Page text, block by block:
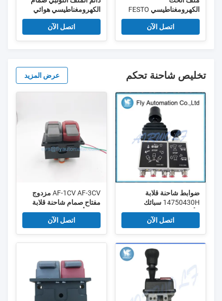
الكهرومغناطيسي FESTO
4540 MSFW-230-50 / 60
DIN63650B IP65
اتصل الآن
الكهرومغناطيسي هوائي
اتصل الآن
تخليص شاحنة تحكم عرض المزيد
ضوابط شاحنة قلابة
14750430H سبائك
الألومنيوم
اتصل الآن
AF-1CV AF-3CV مزدوج
مفتاح صمام شاحنة قلابة
يدوي أسود بلاستيك
اتصل الآن